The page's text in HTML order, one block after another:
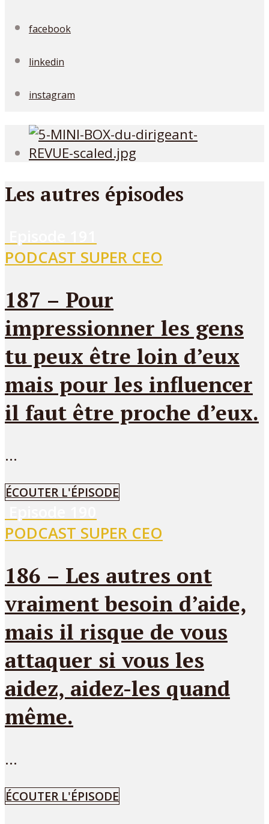
facebook
linkedin
instagram
Les autres épisodes
PODCAST SUPER CEO
187 – Pour
impressionner les gens
tu peux être loin d’eux
mais pour les influencer
il faut être proche d’eux.
...
ÉCOUTER L'ÉPISODE
PODCAST SUPER CEO
186 – Les autres ont
vraiment besoin d’aide,
mais il risque de vous
attaquer si vous les
aidez, aidez-les quand
même.
...
ÉCOUTER L'ÉPISODE